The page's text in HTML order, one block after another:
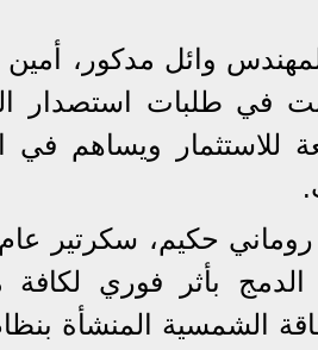
وائل مدكور،
في طلبات استصدار
للاستثمار ويساهم في
حكيم، سكرتير
الدمج بأثر فوري
الشمسية المنشأة